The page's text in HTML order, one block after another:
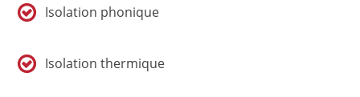
Isolation phonique
Isolation thermique